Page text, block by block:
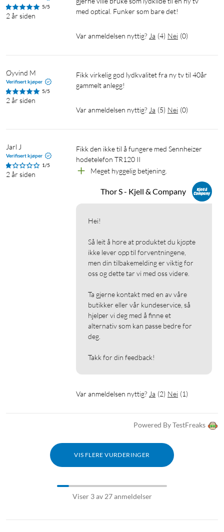
5/5
2 år siden
med optical. Funker som bare det!
Var anmeldelsen nyttig? Ja (4) Nei (0)
Øyvind M
Verifisert kjøper
5/5
2 år siden
Fikk virkelig god lydkvalitet fra ny tv til 40år
gammelt anlegg!
Var anmeldelsen nyttig? Ja (5) Nei (0)
Jarl J
Verifisert kjøper
1/5
2 år siden
Fikk den ikke til å fungere med Sennheizer
hodetelefon TR120 II
Meget hyggelig betjening.
Thor S - Kjell & Company
Hei!
Så leit å høre at produktet du kjøpte
ikke lever opp til forventningene,
men din tilbakemelding er viktig for
oss og dette tar vi med oss videre.
Ta gjerne kontakt med en av våre
butikker eller vår kundeservice, så
hjelper vi deg med å finne et
alternativ som kan passe bedre for
deg.
Takk for din feedback!
Var anmeldelsen nyttig? Ja (2) Nei (1)
Powered By TestFreaks
VIS FLERE VURDERINGER
Viser 3 av 27 anmeldelser